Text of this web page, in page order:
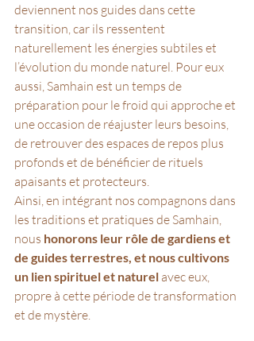
deviennent nos guides dans cette
transition, car ils ressentent
naturellement les énergies subtiles et
l’évolution du monde naturel. Pour eux
aussi, Samhain est un temps de
préparation pour le froid qui approche et
une occasion de réajuster leurs besoins,
de retrouver des espaces de repos plus
profonds et de bénéficier de rituels
apaisants et protecteurs.
Ainsi, en intégrant nos compagnons dans
les traditions et pratiques de Samhain,
nous honorons leur rôle de gardiens et
de guides terrestres, et nous cultivons
un lien spirituel et naturel avec eux,
propre à cette période de transformation
et de mystère.